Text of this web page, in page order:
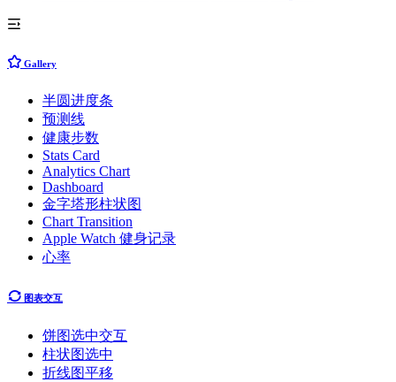
Gallery
半圆进度条
预测线
健康步数
Stats Card
Analytics Chart
Dashboard
金字塔形柱状图
Chart Transition
Apple Watch 健身记录
心率
图表交互
饼图选中交互
柱状图选中
折线图平移